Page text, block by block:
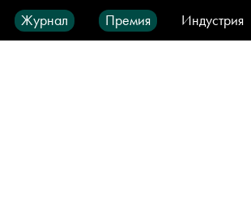
Журнал Премия
Индустрия
Город IT-продукты